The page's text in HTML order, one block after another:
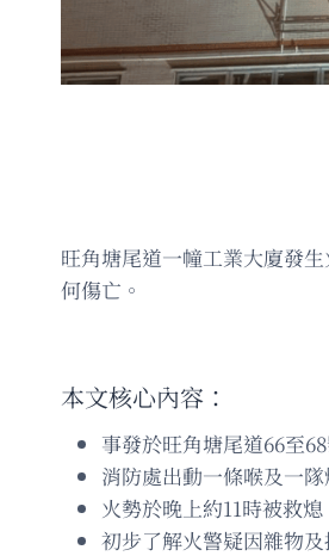
旺角塘尾道一幢工業大廈發
何傷亡。
本文核心內容：
事發於旺角塘尾道66至
消防處出動一條喉及一
火勢於晚上約11時被救
初步了解火警疑因雜物及